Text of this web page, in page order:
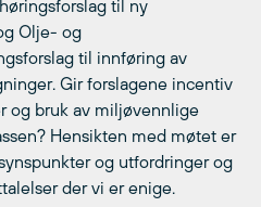
til ny
Olje- og
til innføring av
Gir forslagene incentiv
og bruk av miljøvennlige
Hensikten med møtet er
og utfordringer og
der vi er enige.